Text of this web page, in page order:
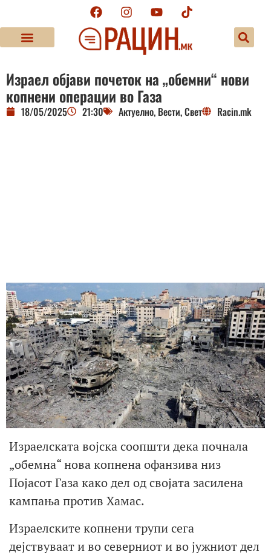
Израел објави почеток на „обемни“ нови
копнени операции во Газа
18/05/2025 21:30 Актуелно, Вести,Свет Racin.mk
Израелската војска соопшти дека почнала
„обемна“ нова копнена офанзива низ
Појасот Газа како дел од својата засилена
кампања против Хамас.
Израелските копнени трупи сега
дејствуваат и во северниот и во јужниот дел